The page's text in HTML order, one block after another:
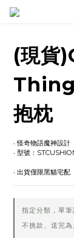
(現貨
抱枕
‧ 怪奇物語魔神設計
‧ 型號：
‧ 出貨僅限黑貓宅配
指定分類，單
不挑款、送完為